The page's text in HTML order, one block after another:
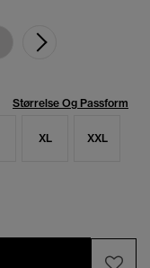
Størrelse Og Passform
XL XXL